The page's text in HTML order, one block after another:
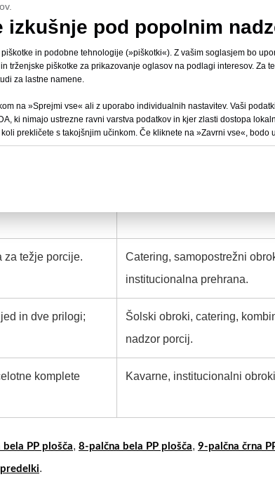
predalom za
Sladice, sadje, kruh, predjedi
porcije.
večjo površino kot
uporabo za
Bifeji, solate, sendviči in
obrok, na voljo v
Obroki v restavracijah, žari,
za težje porcije.
Catering, samopostrežni
institucionalna prehrana.
in dve prilogi;
Šolski obroki, catering,
nadzor porcij.
komplete
Kavarne, institucionalni
PP plošča, 8-palčna bela PP plošča, 9-palčna črna
.
izkušnje pod popolnim
in podobne tehnologije (»piškotki«). Z vašim soglasjem bo
trženjske piškotke za prikazovanje oglasov na podlagi interesov. Za
za lastne namene.
na »Sprejmi vse« ali z uporabo individualnih nastavitev. Vaši
ki nimajo ustrezne ravni varstva podatkov in kjer zlasti dostopa
prekličete s takojšnjim učinkom. Če kliknete na »Zavrni vse«,